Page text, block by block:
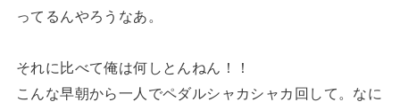
ってるんやろうなあ。
それに比べて俺は何しとんねん！！
こんな早朝から一人でペダルシャカシャカ回して。なに